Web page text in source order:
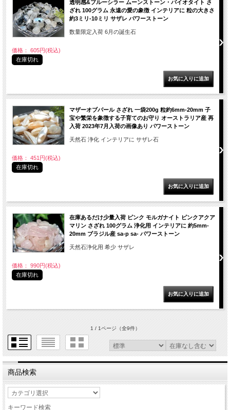
透明感&ブルーシラー ムーンストーン・バイオタイト さ
ざれ 100グラム 永遠の愛の象徴 インテリアに 粒の大きさ
約3ミリ-10ミリ サザレ パワーストーン
数量限定入荷 6月の誕生石
価格： 605円(税込)
在庫切れ
マザーオブパール さざれ 一袋200g 粒約6mm-20mm 子
宝や繁栄を象徴する子育てのお守り オーストラリア産 再
入荷 2023年7月入荷の画像あり パワーストーン
天然石 浄化 インテリアに サザレ石
価格： 451円(税込)
在庫切れ
在庫あるだけ少量入荷 ピンク モルガナイト ピンクアクア
マリン さざれ 100グラム 浄化用 インテリアに 約5mm-
20mm ブラジル産 sa-p sa- パワーストーン
天然石浄化用 希少 サザレ
価格： 990円(税込)
在庫切れ
1 / 1ページ（全9件）
商品検索
キーワード検索